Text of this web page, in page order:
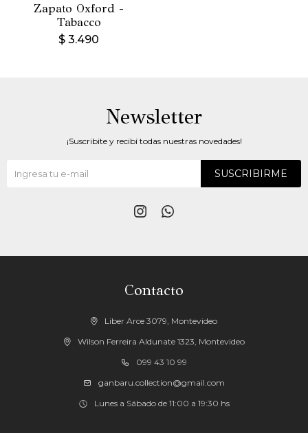
Zapato Oxford -
Tabacco
$ 3.490
Contacto
Liber Arce 3079, Montevideo
Wilson Ferreira Aldunate 1323, Montevideo
099 43 10 99
ganbaru.collection@gmail.com
Lunes a Sábado de 11:00 a 19:30 hs
Newsletter
¡Suscribite y recibí todas nuestras novedades!
SUSCRIBIRME
 